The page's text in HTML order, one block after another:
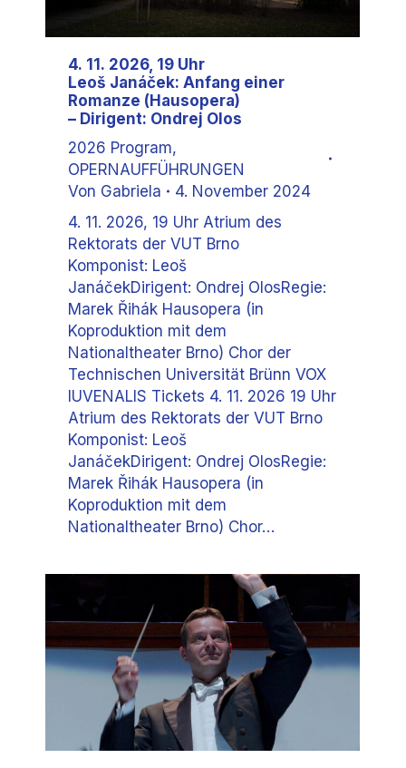
4. 11. 2026, 19 Uhr
Leoš Janáček: Anfang einer
Romanze (Hausopera)
– Dirigent: Ondrej Olos
2026 Program,
OPERNAUFFÜHRUNGEN
Von Gabriela
4. November 2024
4. 11. 2026, 19 Uhr Atrium des
Rektorats der VUT Brno
Komponist: Leoš
JanáčekDirigent: Ondrej OlosRegie:
Marek Řihák Hausopera (in
Koproduktion mit dem
Nationaltheater Brno) Chor der
Technischen Universität Brünn VOX
IUVENALIS Tickets 4. 11. 2026 19 Uhr
Atrium des Rektorats der VUT Brno
Komponist: Leoš
JanáčekDirigent: Ondrej OlosRegie:
Marek Řihák Hausopera (in
Koproduktion mit dem
Nationaltheater Brno) Chor…